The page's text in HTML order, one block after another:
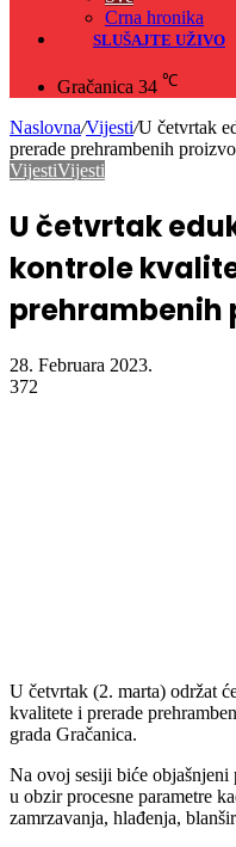
Crna hronika
SLUŠAJTE UŽIVO
Gračanica 34 ℃
Naslovna/Vijesti/U četvrtak
prerade prehrambenih
VijestiVijesti
U četvrtak
kontrole
prehrambenih
28. Februara 2023.
372
U četvrtak (2. marta) održat
kvalitete i prerade
grada Gračanica.
Na ovoj sesiji biće
u obzir procesne parametre
zamrzavanja, hlađenja,